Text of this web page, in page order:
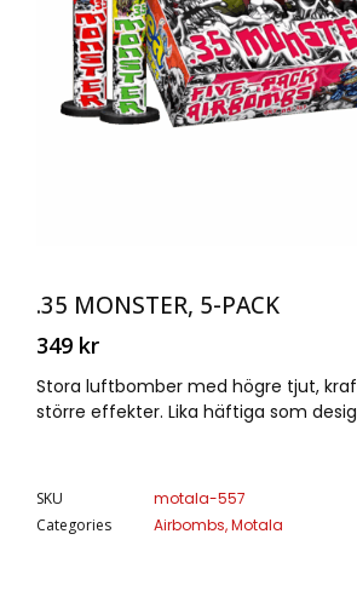
.35 MONSTER, 5-PACK
349 kr
Stora luftbomber med högre tjut,
större effekter. Lika häftiga som
SKU
motala-557
Categories
Airbombs,Motala